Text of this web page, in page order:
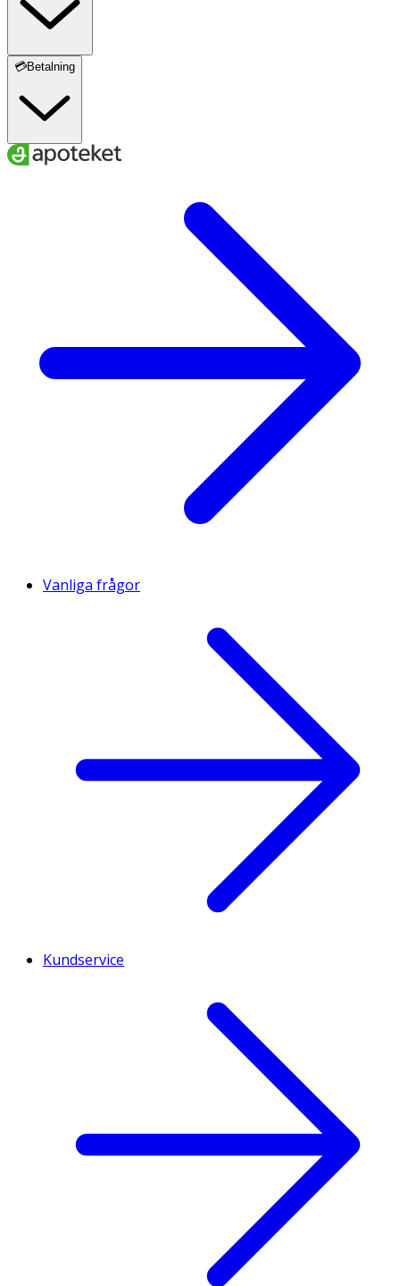
💳Betalning
Vanliga frågor
Kundservice